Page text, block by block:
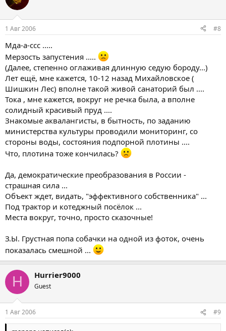
1 Авг 2006 #8
Мда-а-ссс .....
Мерзость запустения .....
(Далее, степенно оглаживая длинную седую бороду...)
Лет ещё, мне кажется, 10-12 назад Михайловское (
Шишкин Лес) вполне такой живой санаторий был ....
Тока , мне кажется, вокруг не речка была, а вполне
солидный красивый пруд ....
Знакомые аквалангисты, в бытность, по заданию
министерства культуры проводили мониторинг, со
стороны воды, состояния подпорной плотины ....
Что, плотина тоже кончилась?
Да, демократические преобразования в России -
страшная сила ...
Объект ждет, видать, "эффективного собственника" ...
Под трактор и котеджный посёлок ...
Места вокруг, точно, просто сказочные!
З.Ы. Грустная попа собачки на одной из фоток, очень
показалась смешной ...
H Hurrier9000
Guest
1 Авг 2006 #9